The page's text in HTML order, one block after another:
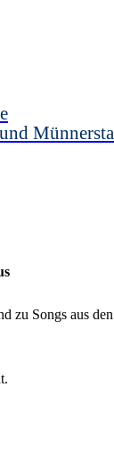
zu Songs aus